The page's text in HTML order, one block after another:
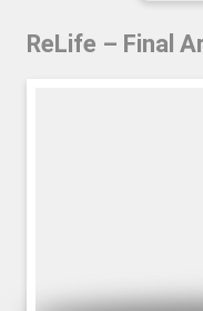
ReLife – Final